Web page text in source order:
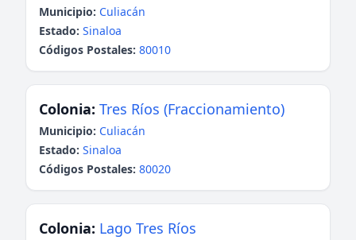
Municipio: Culiacán
Estado: Sinaloa
Códigos Postales: 80010
Colonia: Tres Ríos (Fraccionamiento)
Municipio: Culiacán
Estado: Sinaloa
Códigos Postales: 80020
Colonia: Lago Tres Ríos